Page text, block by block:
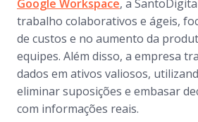
Google Workspace, a
trabalho colaborativos e ágeis,
de custos e no aumento da
equipes. Além disso, a empresa
dados em ativos valiosos,
eliminar suposições e embasar
com informações reais.